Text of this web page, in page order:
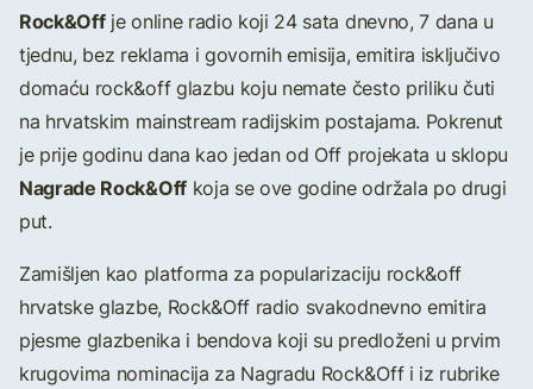
Rock&Offje online radio koji 24 sata dnevno, 7 dana u
tjednu, bez reklama i govornih emisija, emitira isključivo
domaću rock&off glazbu koju nemate često priliku čuti
na hrvatskim mainstream radijskim postajama. Pokrenut
je prije godinu dana kao jedan od Off projekata u sklopu
Nagrade Rock&Offkoja se ove godine održala po drugi
put.
Zamišljen kao platforma za popularizaciju rock&off
hrvatske glazbe, Rock&Off radio svakodnevno emitira
pjesme glazbenika i bendova koji su predloženi u prvim
krugovima nominacija za Nagradu Rock&Off i iz rubrike